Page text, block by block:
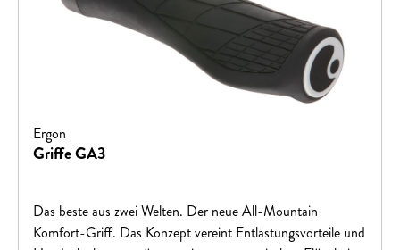
Ergon
Griffe GA3
Das beste aus zwei Welten. Der neue All-Mountain
Komfort-Griff. Das Konzept vereint Entlastungsvorteile und